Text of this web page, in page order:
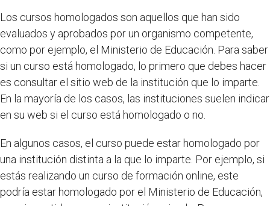
Los cursos homologados son aquellos que han sido
evaluados y aprobados por un organismo competente,
como por ejemplo, el Ministerio de Educación. Para saber
si un curso está homologado, lo primero que debes hacer
es consultar el sitio web de la institución que lo imparte.
En la mayoría de los casos, las instituciones suelen indicar
en su web si el curso está homologado o no.
En algunos casos, el curso puede estar homologado por
una institución distinta a la que lo imparte. Por ejemplo, si
estás realizando un curso de formación online, este
podría estar homologado por el Ministerio de Educación,